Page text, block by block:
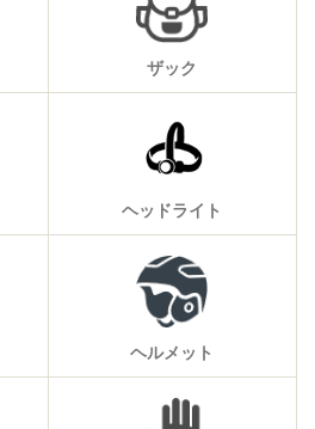
ザック
ヘッドライト
ヘルメット